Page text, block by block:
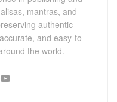
mantras, and
authentic
and easy-to-
the world.